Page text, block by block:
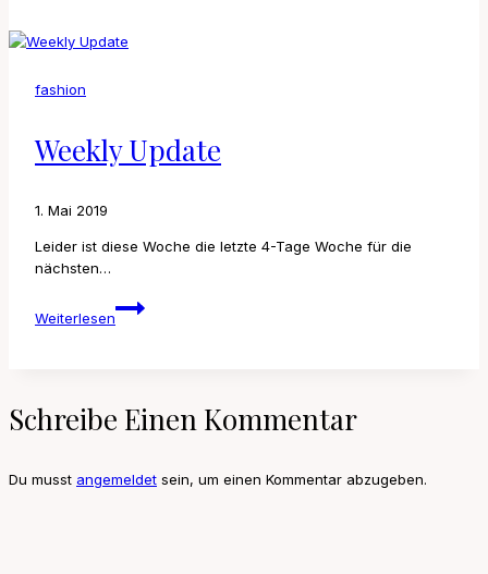
but
more
fashion
Weekly Update
1. Mai 2019
Leider ist diese Woche die letzte 4-Tage Woche für die
nächsten…
Weiterlesen
Weekly
Update
Schreibe Einen Kommentar
Du musst angemeldet sein, um einen Kommentar abzugeben.